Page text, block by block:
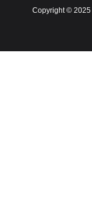
Copyright © 2025